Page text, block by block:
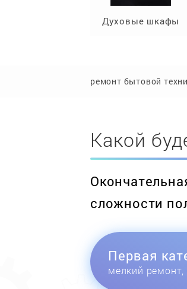
Духовые шкафы
ремонт бытовой
Какой
сложности
Первая
мелкий ремонт,